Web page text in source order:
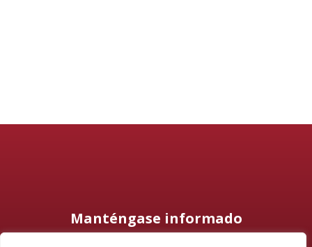
Manténgase informado